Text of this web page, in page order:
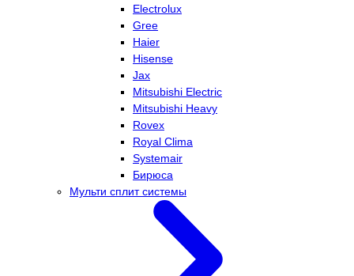
Electrolux
Gree
Haier
Hisense
Jax
Mitsubishi Electric
Mitsubishi Heavy
Rovex
Royal Clima
Systemair
Бирюса
Мульти сплит системы